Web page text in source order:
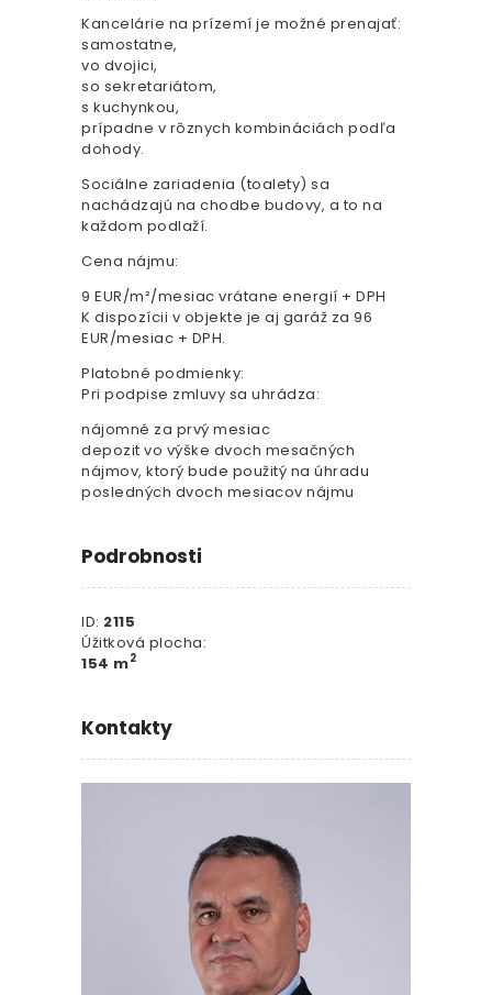
Kancelárie na prízemí je možné prenajať:
samostatne,
vo dvojici,
so sekretariátom,
s kuchynkou,
prípadne v rôznych kombináciách podľa
dohody.
Sociálne zariadenia (toalety) sa
nachádzajú na chodbe budovy, a to na
každom podlaží.
Cena nájmu:
9 EUR/m²/mesiac vrátane energií + DPH
K dispozícii v objekte je aj garáž za 96
EUR/mesiac + DPH.
Platobné podmienky:
Pri podpise zmluvy sa uhrádza:
nájomné za prvý mesiac
depozit vo výške dvoch mesačných
nájmov, ktorý bude použitý na úhradu
posledných dvoch mesiacov nájmu
Podrobnosti
ID: 2115
Úžitková plocha:
154 m2
Kontakty